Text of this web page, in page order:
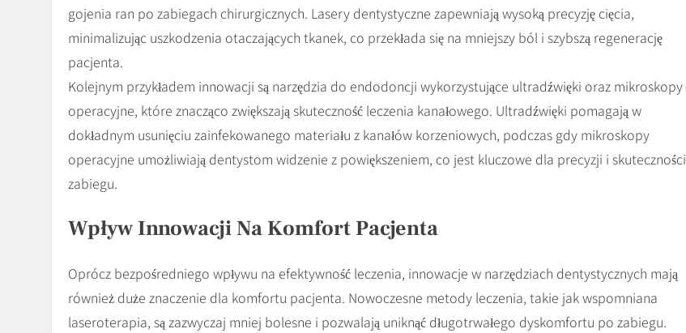
gojenia ran po zabiegach chirurgicznych. Lasery dentystyczne zapewniają wysoką precyzję cięcia,
minimalizując uszkodzenia otaczających tkanek, co przekłada się na mniejszy ból i szybszą regenerację
pacjenta.
Kolejnym przykładem innowacji są narzędzia do endodoncji wykorzystujące ultradźwięki oraz mikroskopy
operacyjne, które znacząco zwiększają skuteczność leczenia kanałowego. Ultradźwięki pomagają w
dokładnym usunięciu zainfekowanego materiału z kanałów korzeniowych, podczas gdy mikroskopy
operacyjne umożliwiają dentystom widzenie z powiększeniem, co jest kluczowe dla precyzji i skuteczności
zabiegu.
Wpływ Innowacji Na Komfort Pacjenta
Oprócz bezpośredniego wpływu na efektywność leczenia, innowacje w narzędziach dentystycznych mają
również duże znaczenie dla komfortu pacjenta. Nowoczesne metody leczenia, takie jak wspomniana
laseroterapia, są zazwyczaj mniej bolesne i pozwalają uniknąć długotrwałego dyskomfortu po zabiegu.